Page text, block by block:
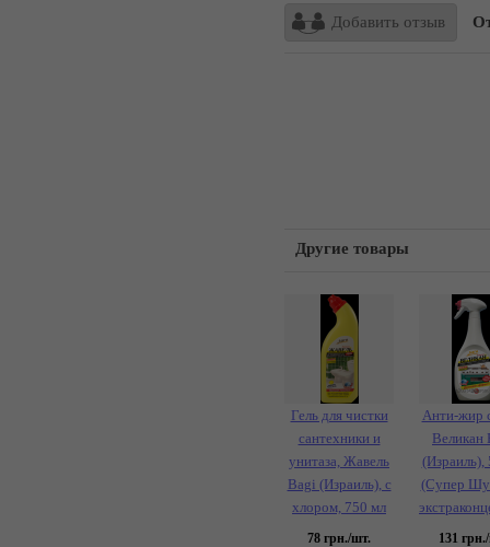
Добавить отзыв
Другие товары
Гель для чистки
сантехники и
унитаза, Жавель
Bagi (Израиль), с
хлором, 750 мл
78 грн./шт.
Анти-жир
Великан
(Израиль),
(Супер
131